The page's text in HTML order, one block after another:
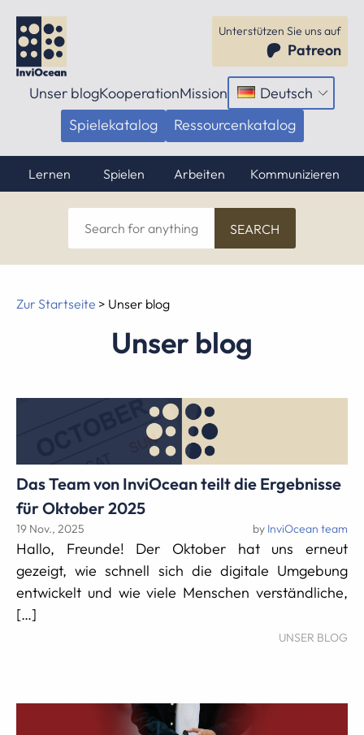
Unterstützen Sie uns auf
Patreon
Unser blogKooperationMission Deutsch
Menü
öffnen
Spielekatalog Ressourcenkatalog
Lernen Spielen Arbeiten Kommunizieren
Search
for
Zur Startseite > Unser blog
Unser blog
Das Team von InviOcean teilt die Ergebnisse
für Oktober 2025
19 Nov., 2025 by InviOcean team
Hallo, Freunde! Der Oktober hat uns erneut
gezeigt, wie schnell sich die digitale Umgebung
entwickelt und wie viele Menschen verständliche,
[…]
UNSER BLOG